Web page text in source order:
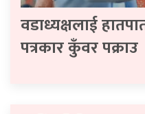
वडाध्यक्षलाई
पत्रकार कुँवर पक्राउ